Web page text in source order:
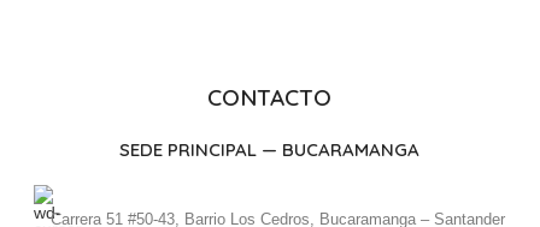
CONTACTO
SEDE PRINCIPAL — BUCARAMANGA
Carrera 51 #50-43, Barrio Los Cedros, Bucaramanga – Santander